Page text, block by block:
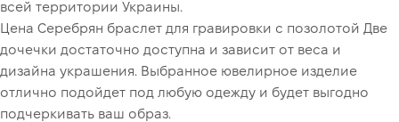
всей территории Украины.
Цена Серебрян браслет для гравировки с позолотой Две
дочечки достаточно доступна и зависит от веса и
дизайна украшения. Выбранное ювелирное изделие
отлично подойдет под любую одежду и будет выгодно
подчеркивать ваш образ.